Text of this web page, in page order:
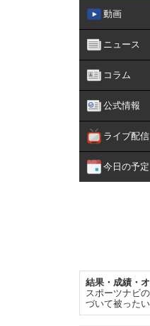
動画
ニュース
コラム
公式情報
ライブ配信
今日の予定
結果・成績・
スポーツナビ
づいて被った